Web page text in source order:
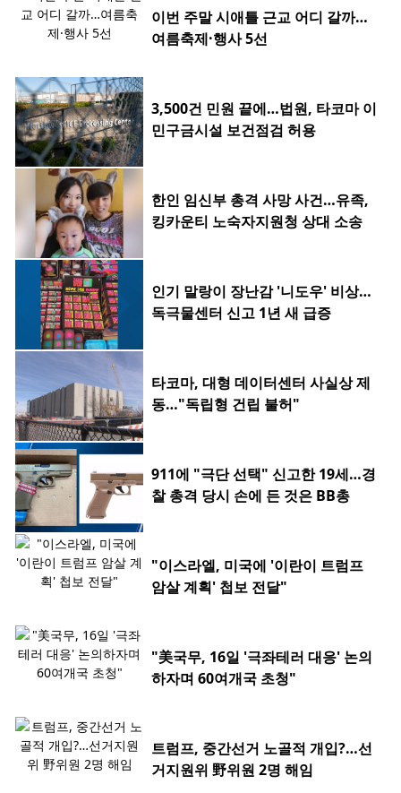
이번 주말 시애틀 근교 어디 갈까…
여름축제·행사 5선
3,500건 민원 끝에…법원, 타코마 이
민구금시설 보건점검 허용
한인 임신부 총격 사망 사건…유족,
킹카운티 노숙자지원청 상대 소송
인기 말랑이 장난감 '니도우' 비상…
독극물센터 신고 1년 새 급증
타코마, 대형 데이터센터 사실상 제
동…"독립형 건립 불허"
911에 "극단 선택" 신고한 19세…경
찰 총격 당시 손에 든 것은 BB총
"이스라엘, 미국에 '이란이 트럼프
암살 계획' 첩보 전달"
"美국무, 16일 '극좌테러 대응' 논의
하자며 60여개국 초청"
트럼프, 중간선거 노골적 개입?…선
거지원위 野위원 2명 해임